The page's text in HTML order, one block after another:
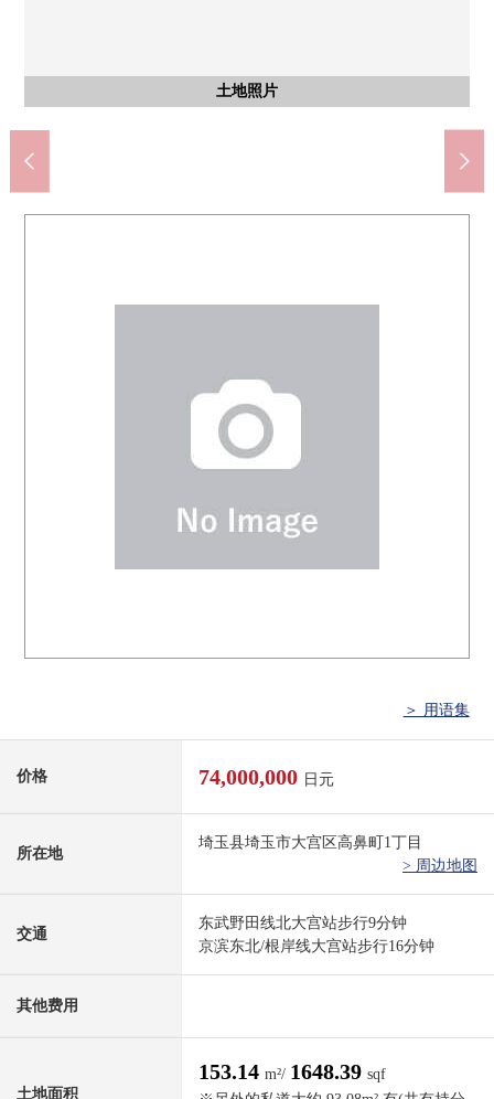
土地照片
全体区划图
含有前面道路的外观
土地照片
土地照片
北大宫站(约670m)
Maruetsu大宫商店(约950m)
业务超市大宫护城河的等候室(约600m)
Welcia大宫门街EAST店(约1010m)
doragguseimusu护城河的等候室(约1080m)
全家便利店大宫中央商店(约540m)
7-Eleven埼玉土手町商店(约490m)
大宫高鼻子邮局(约600m)
埼玉市立大宫北小学(约480m)
埼玉市立大宫北中学(约1390m)
＞ 用语集
价格 74,000,000 日元
所在地
埼玉县埼玉市大宫区高鼻町1丁目
> 周边地图
交通
东武野田线北大宫站步行9分钟
京滨东北/根岸线大宫站步行16分钟
其他费用
土地面积
153.14 m²/ 1648.39 sqf